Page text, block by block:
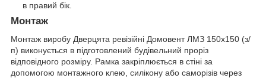
в правий бік.
Монтаж
Монтаж виробу Дверцята ревізійні Домовент ЛМЗ 150х150 (з/
п) виконується в підготовлений будівельний проріз
відповідного розміру. Рамка закріплюється в стіні за
допомогою монтажного клею, силікону або саморізів через